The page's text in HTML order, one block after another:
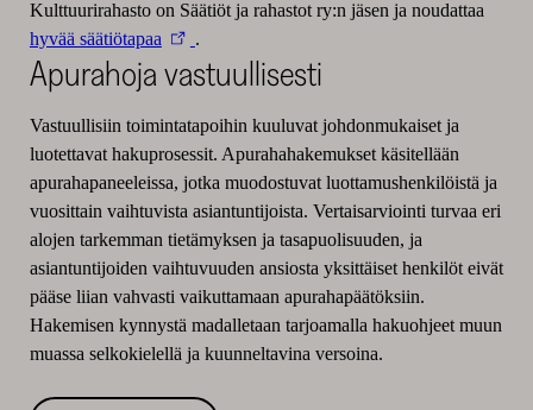
Kulttuurirahasto on Säätiöt ja rahastot ry:n jäsen ja noudattaa
hyvää säätiötapaa
.
Apurahoja vastuullisesti
Vastuullisiin toimintatapoihin kuuluvat joh­donmukaiset ja
luotettavat hakuprosessit. Apurahahakemukset käsitellään
apurahapaneeleissa, jotka muodostuvat luottamushenkilöistä ja
vuosittain vaihtuvista asiantuntijoista. Vertaisarviointi turvaa eri
alojen tarkemman tietämyksen ja tasapuolisuu­den, ja
asiantuntijoiden vaihtuvuuden ansiosta yksittäiset henkilöt eivät
pääse liian vahvasti vai­kuttamaan apurahapäätöksiin.
Hakemisen kynnystä madalletaan tarjoamalla hakuohjeet muun
muassa selkokielellä ja kuunneltavina versoina.